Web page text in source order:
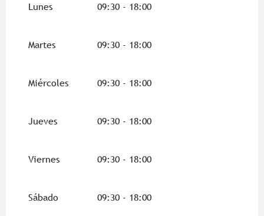
Del1 junio 2026al30 junio 2026
Lunes 09:30 - 18:00
Martes 09:30 - 18:00
Miércoles 09:30 - 18:00
Jueves 09:30 - 18:00
Viernes 09:30 - 18:00
Sábado 09:30 - 18:00